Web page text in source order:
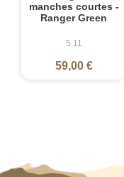
manches courtes -
Ranger Green
5.11
59,00 €